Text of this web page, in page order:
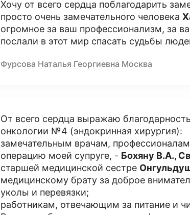
Хочу от всего сердца поблагодарить
просто очень замечательного человека
огромное за ваш профессионализм, за
послали в этот мир спасать судьбы
Фурсова Наталья Георгиевна Москва
От всего сердца выражаю
онкологии №4 (эндокринная хирургия):
замечательным врачам,
операцию моей супруге, - Бохяну В.А.,
старшей медицинской сестре
медицинскому брату за доброе
уколы и перевязки;
работникам, отвечающим за питание и